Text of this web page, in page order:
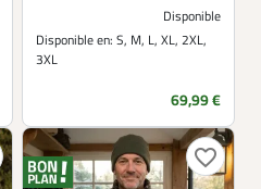
Disponible
Disponible en: S, M, L, XL, 2XL,
3XL
Prix
69,99 €
favorite_border